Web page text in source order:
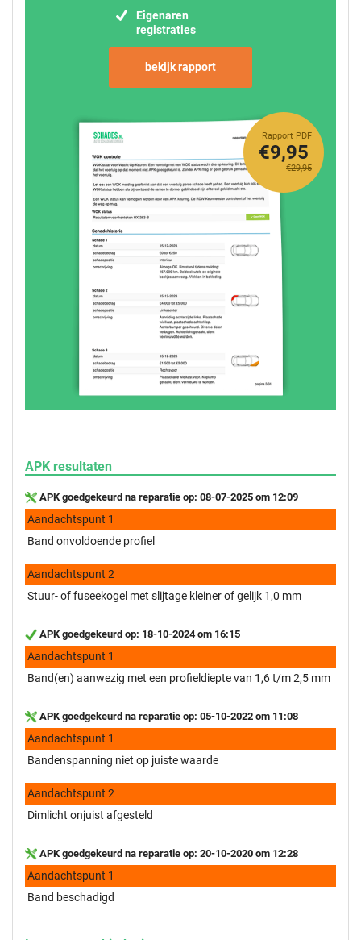
Eigenaren
registraties
bekijk rapport
Rapport PDF
€29,95
€9,95
APK resultaten
APK goedgekeurd na reparatie op: 08-07-2025 om 12:09
Aandachtspunt 1
Band onvoldoende profiel
Aandachtspunt 2
Stuur- of fuseekogel met slijtage kleiner of gelijk 1,0 mm
APK goedgekeurd op: 18-10-2024 om 16:15
Aandachtspunt 1
Band(en) aanwezig met een profieldiepte van 1,6 t/m 2,5 mm
APK goedgekeurd na reparatie op: 05-10-2022 om 11:08
Aandachtspunt 1
Bandenspanning niet op juiste waarde
Aandachtspunt 2
Dimlicht onjuist afgesteld
APK goedgekeurd na reparatie op: 20-10-2020 om 12:28
Aandachtspunt 1
Band beschadigd